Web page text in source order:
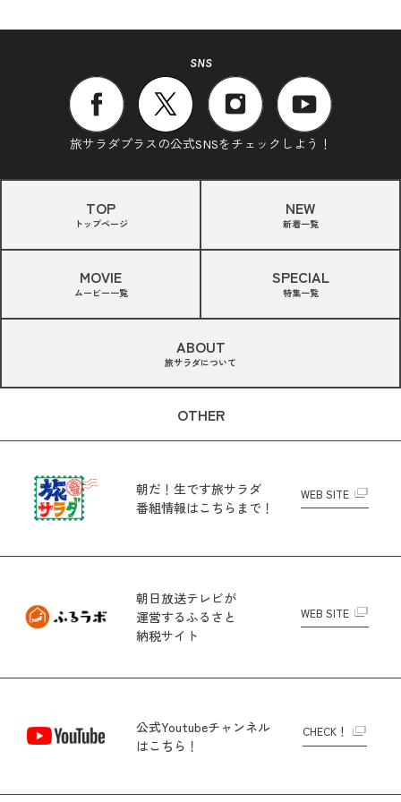
SNS
旅サラダプラスの公式SNSをチェックしよう！
TOP
トップページ
NEW
新着一覧
MOVIE
ムービー一覧
SPECIAL
特集一覧
ABOUT
旅サラダについて
OTHER
朝だ！生です旅サラダ
番組情報はこちらまで！
WEB SITE
朝日放送テレビが
運営するふるさと
納税サイト
WEB SITE
公式Youtubeチャンネル
はこちら！
CHECK！